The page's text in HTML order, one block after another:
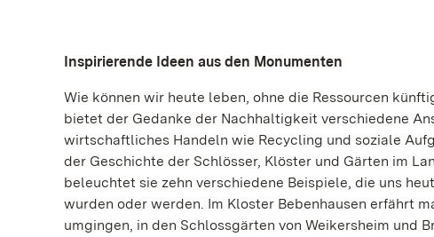
Inspirierende Ideen aus den Monumenten
Wie können wir heute leben, ohne die Ressourcen
bietet der Gedanke der Nachhaltigkeit verschiedene
wirtschaftliches Handeln wie Recycling und soziale
der Geschichte der Schlösser, Klöster und Gärten im
beleuchtet sie zehn verschiedene Beispiele, die uns
wurden oder werden. Im Kloster Bebenhausen erfährt
umgingen, in den Schlossgärten von Weikersheim und